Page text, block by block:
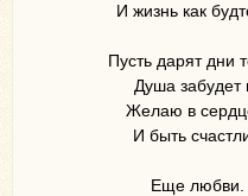
И жизнь как
Пусть дарят дни
Душа забудет
Желаю в
И быть
Еще любви.